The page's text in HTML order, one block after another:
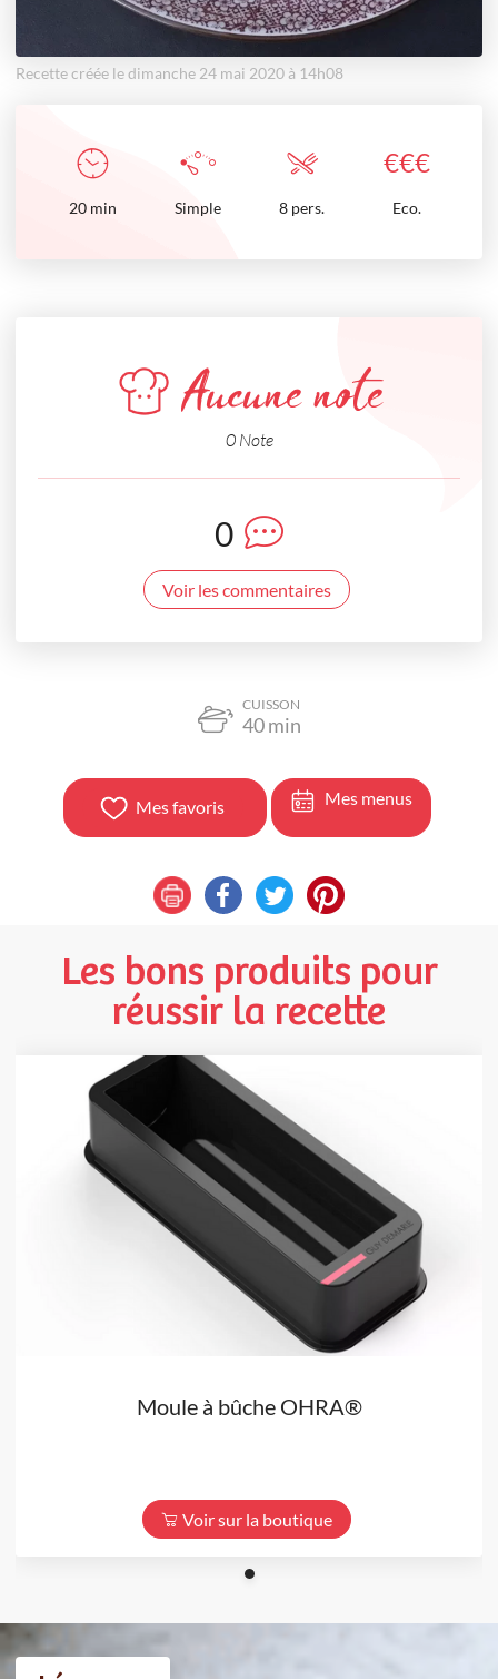
Recette créée le dimanche 24 mai 2020 à 14h08
€€€
20 min Simple 8 pers. Eco.
Aucune note
0 Note
0
Voir les commentaires
CUISSON
40min
Mes favoris Mes menus
Les bons produits pour
réussir la recette
Moule à bûche OHRA®
Voir sur la boutique